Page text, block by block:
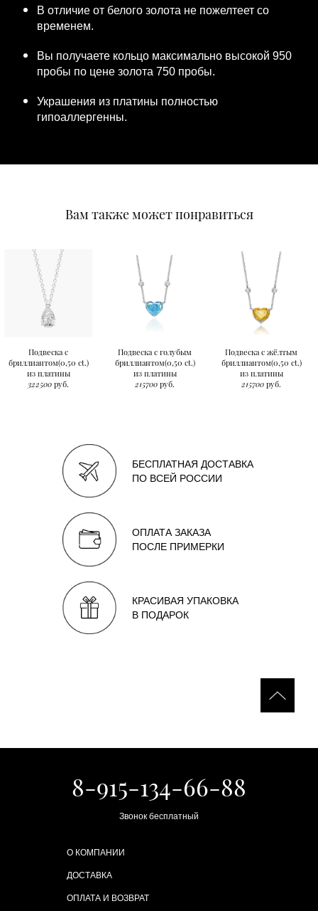
В отличие от белого золота не пожелтеет со
временем.
Вы получаете кольцо максимально высокой 950
пробы по цене золота 750 пробы.
Украшения из платины полностью
гипоаллергенны.
Вам также может понравиться
Подвеска с
бриллиантом(0,50 ct.)
из платины
322500 руб.
Подвеска с голубым
бриллиантом(0,50 ct.)
из платины
215700 руб.
Подвеска с жёлтым
бриллиантом(0,50 ct.)
из платины
215700 руб.
БЕСПЛАТНАЯ ДОСТАВКА
ПО ВСЕЙ РОССИИ
ОПЛАТА ЗАКАЗА
ПОСЛЕ ПРИМЕРКИ
КРАСИВАЯ УПАКОВКА
В ПОДАРОК
8-915-134-66-88
Звонок бесплатный
О КОМПАНИИ
ДОСТАВКА
ОПЛАТА И ВОЗВРАТ